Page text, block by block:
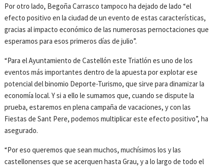
Por otro lado, Begoña Carrasco tampoco ha dejado de lado “el
efecto positivo en la ciudad de un evento de estas características,
gracias al impacto económico de las numerosas pernoctaciones que
esperamos para esos primeros días de julio”.
“Para el Ayuntamiento de Castellón este Triatlón es uno de los
eventos más importantes dentro de la apuesta por explotar ese
potencial del binomio Deporte-Turismo, que sirve para dinamizar la
economía local. Y si a ello le sumamos que, cuando se dispute la
prueba, estaremos en plena campaña de vacaciones, y con las
Fiestas de Sant Pere, podemos multiplicar este efecto positivo”, ha
asegurado.
“Por eso queremos que sean muchos, muchísimos los y las
castellonenses que se acerquen hasta Grau, y a lo largo de todo el